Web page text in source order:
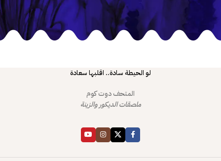
لو الحيطة سادة.. اقلبها سعادة
المتحف دوت كوم
ملصقات الديكور والزينة